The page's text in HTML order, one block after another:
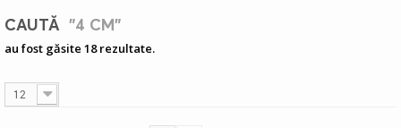
CAUTĂ "4 CM"
au fost găsite 18 rezultate.
12